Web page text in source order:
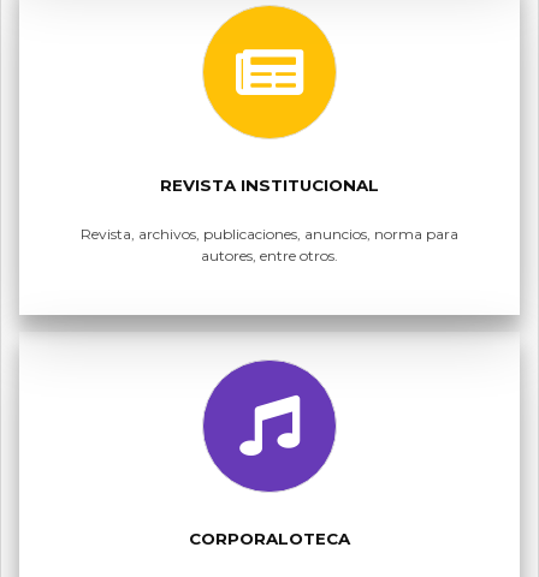
REVISTA INSTITUCIONAL
Revista, archivos, publicaciones, anuncios, norma para
autores, entre otros.
CORPORALOTECA